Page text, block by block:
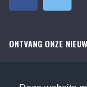
ONTVANG ONZE